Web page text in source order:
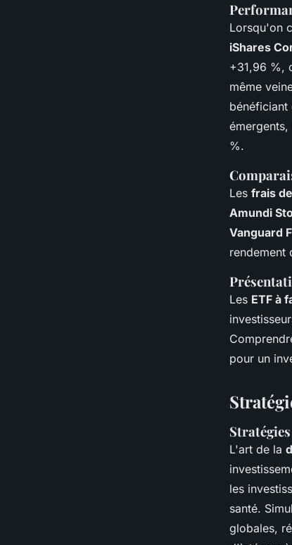
Lorsqu'on
iShares
+31,96 %,
même
bénéficiant
émergents,
%.
Les frais
Amundi
Vanguard
rendement
Les ETF à
pour un
L'art de la
les
santé.
globales,